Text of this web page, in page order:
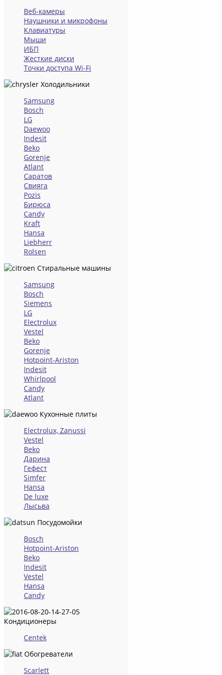
Веб-камеры
Наушники и микрофоны
Клавиатуры
Мыши
ИБП
Жесткие диски
Точки доступа Wi-Fi
Холодильники
Samsung
Bosch
LG
Daewoo
Indesit
Beko
Gorenje
Atlant
Саратов
Свияга
Pozis
Бирюса
Candy
Kraft
Hansa
Liebherr
Rolsen
Стиральные машины
Samsung
Bosch
Siemens
LG
Electrolux
Vestel
Beko
Gorenje
Hotpoint-Ariston
Indesit
Whirlpool
Candy
Atlant
Кухонные плиты
Electrolux, Zanussi
Vestel
Beko
Дарина
Гефест
Simfer
Hansa
De luxe
Лысьва
Посудомойки
Bosch
Hotpoint-Ariston
Beko
Indesit
Vestel
Hansa
Candy
Кондиционеры
Centek
Обогреватели
Scarlett